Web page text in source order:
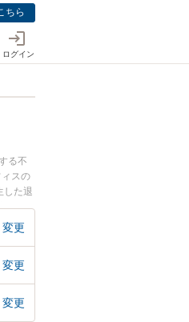
ちら
ログイン
る不
スの
した退
内の弁
変更
変更
変更